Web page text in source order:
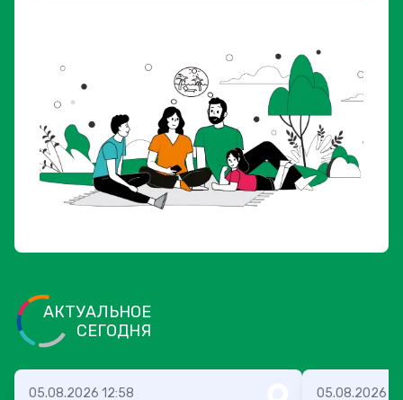
АКТУАЛЬНОЕ
СЕГОДНЯ
05.08.2026 12:58 05.08.2026